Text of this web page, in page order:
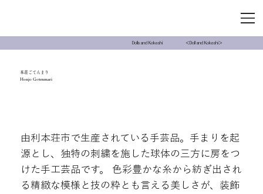
Dolls and Kokeshi ＜Doll and Kokeshi＞
本荘ごてんまり
Honjo Gotenmari
由利本荘市で生産されている手芸品。手まりを起
源とし、独特の刺繍を施した球体の三方に房をつ
けた手工芸品です。 色彩豊かな糸から紡ぎ出され
る精緻な模様と技の粋とも言える美しさが、装飾